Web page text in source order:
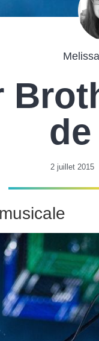
2 juillet 2015